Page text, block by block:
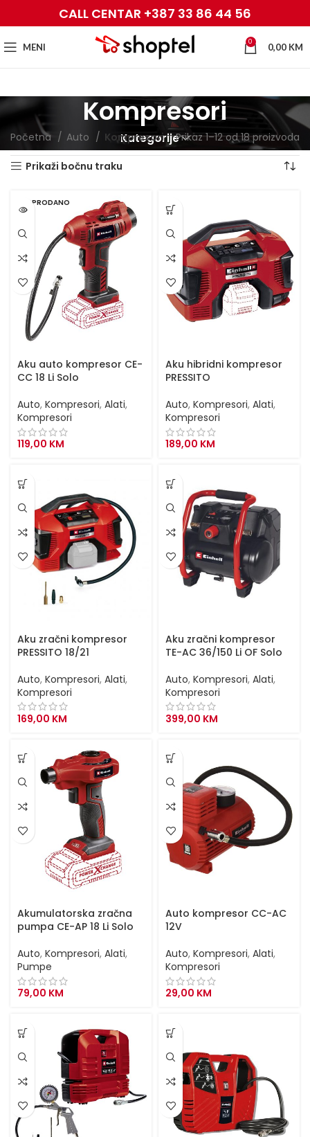
CALL CENTAR +387 33 86 44 56
MENI 0 0,00 KM
Kompresori
Kategorije
Početna Auto Kompresori Prikaz 1–12 od 18 proizvoda
Prikaži bočnu traku
RASPRODANO
Aku auto kompresor CE-
CC 18 Li Solo
Auto, Kompresori, Alati,
Kompresori
119,00 KM
Aku hibridni kompresor
PRESSITO
Auto, Kompresori, Alati,
Kompresori
189,00 KM
Aku zračni kompresor
PRESSITO 18/21
Auto, Kompresori, Alati,
Kompresori
169,00 KM
Aku zračni kompresor
TE-AC 36/150 Li OF Solo
Auto, Kompresori, Alati,
Kompresori
399,00 KM
Akumulatorska zračna
pumpa CE-AP 18 Li Solo
Auto, Kompresori, Alati,
Pumpe
79,00 KM
Auto kompresor CC-AC
12V
Auto, Kompresori, Alati,
Kompresori
29,00 KM